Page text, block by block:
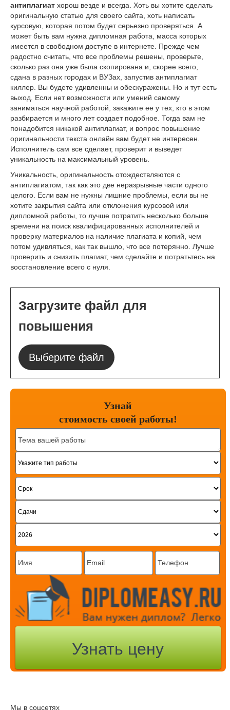
антиплагиат хорош везде и всегда. Хоть вы хотите сделать
оригинальную статью для своего сайта, хоть написать
курсовую, которая потом будет серьезно проверяться. А
может быть вам нужна дипломная работа, масса которых
имеется в свободном доступе в интернете. Прежде чем
радостно считать, что все проблемы решены, проверьте,
сколько раз она уже была скопирована и, скорее всего,
сдана в разных городах и ВУЗах, запустив антиплагиат
киллер. Вы будете удивленны и обескуражены. Но и тут есть
выход. Если нет возможности или умений самому
заниматься научной работой, закажите ее у тех, кто в этом
разбирается и много лет создает подобное. Тогда вам не
понадобится никакой антиплагиат, и вопрос повышение
оригинальности текста онлайн вам будет не интересен.
Исполнитель сам все сделает, проверит и выведет
уникальность на максимальный уровень.
Уникальность, оригинальность отождествляются с
антиплагиатом, так как это две неразрывные части одного
целого. Если вам не нужны лишние проблемы, если вы не
хотите закрытия сайта или отклонения курсовой или
дипломной работы, то лучше потратить несколько больше
времени на поиск квалифицированных исполнителей и
проверку материалов на наличие плагиата и копий, чем
потом удивляться, как так вышло, что все потерянно. Лучше
проверить и снизить плагиат, чем сделайте и потратьтесь на
восстановление всего с нуля.
Загрузите файл для
повышения
Выберите файл
Узнай
стоимость своей работы!
Мы в соцсетях